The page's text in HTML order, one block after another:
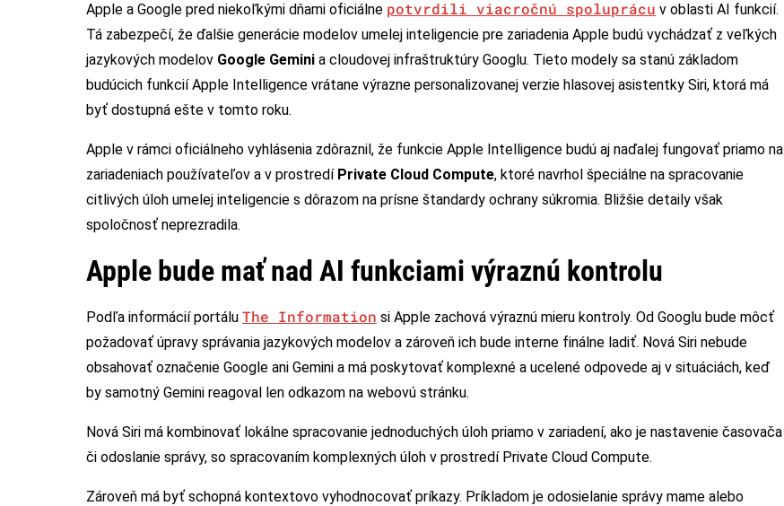
Apple a Google pred niekoľkými dňami oficiálne potvrdili viacročnú spoluprácu v oblasti AI funkcií.
Tá zabezpečí, že ďalšie generácie modelov umelej inteligencie pre zariadenia Apple budú vychádzať z veľkých
jazykových modelov Google Gemini a cloudovej infraštruktúry Googlu. Tieto modely sa stanú základom
budúcich funkcií Apple Intelligence vrátane výrazne personalizovanej verzie hlasovej asistentky Siri, ktorá má
byť dostupná ešte v tomto roku.
Apple v rámci oficiálneho vyhlásenia zdôraznil, že funkcie Apple Intelligence budú aj naďalej fungovať priamo na
zariadeniach používateľov a v prostredí Private Cloud Compute, ktoré navrhol špeciálne na spracovanie
citlivých úloh umelej inteligencie s dôrazom na prísne štandardy ochrany súkromia. Bližšie detaily však
spoločnosť neprezradila.
Apple bude mať nad AI funkciami výraznú kontrolu
Podľa informácií portálu The Information si Apple zachová výraznú mieru kontroly. Od Googlu bude môcť
požadovať úpravy správania jazykových modelov a zároveň ich bude interne finálne ladiť. Nová Siri nebude
obsahovať označenie Google ani Gemini a má poskytovať komplexné a ucelené odpovede aj v situáciách, keď
by samotný Gemini reagoval len odkazom na webovú stránku.
Nová Siri má kombinovať lokálne spracovanie jednoduchých úloh priamo v zariadení, ako je nastavenie časovača
či odoslanie správy, so spracovaním komplexných úloh v prostredí Private Cloud Compute.
Zároveň má byť schopná kontextovo vyhodnocovať príkazy. Príkladom je odosielanie správy mame alebo